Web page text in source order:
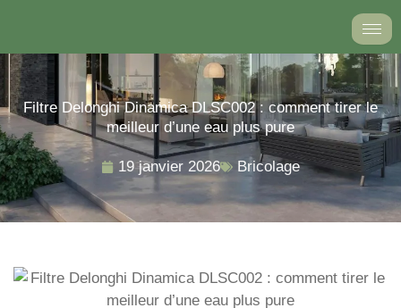
contenu
Filtre Delonghi Dinamica DLSC002 : comment tirer le
meilleur d’une eau plus pure
19 janvier 2026 Bricolage